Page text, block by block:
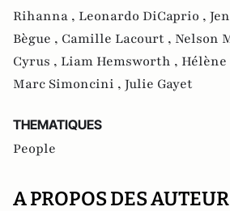
Rihanna , Leonardo DiCaprio ,
Bègue , Camille Lacourt , Nelson
Cyrus , Liam Hemsworth , Hélène
Marc Simoncini , Julie Gayet
THEMATIQUES
People
A PROPOS DES